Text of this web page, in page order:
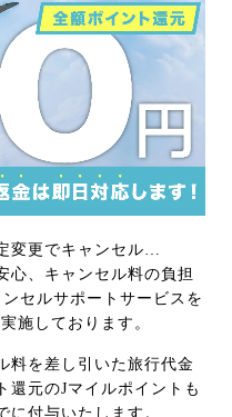
変更でキャンセル…
心、キャンセル料の負担
セルサポートサービスを
施しております。
料を差し引いた旅行代金
還元のJマイルポイントも
に付与いたします。